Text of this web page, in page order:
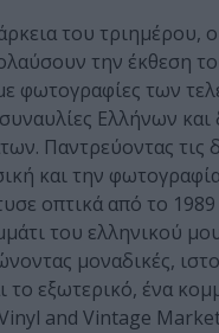
του τριημέρου,
την έκθεση
φωτογραφίες των
Ελλήνων και
Παντρεύοντας τις
και την
οπτικά από το
του ελληνικού
μοναδικές,
το εξωτερικό, ένα
and Vintage